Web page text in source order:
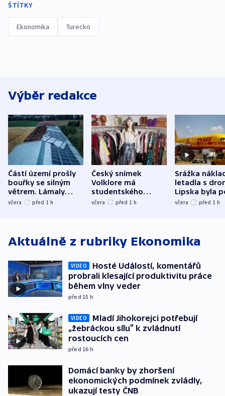
ŠTÍTKY
Ekonomika Turecko
Výběr redakce
Částí území prošly
bouřky se silným
větrem. Lámaly
stromy a poničily
včera před 1 h
Český snímek
Volklore má
studentského
Oscara, zabojuje o
včera před 1 h
Srážka
letadla s
Lipska byla
německého
včera před 1 h
Aktuálně z rubriky Ekonomika
VIDEO
Hosté Událostí, komentářů
probrali klesající produktivitu práce
během vlny veder
před 15 h
VIDEO
Mladí Jihokorejci potřebují
„žebráckou sílu“ k zvládnutí
rostoucích cen
před 16 h
Domácí banky by zhoršení
ekonomických podmínek zvládly,
ukazují testy ČNB